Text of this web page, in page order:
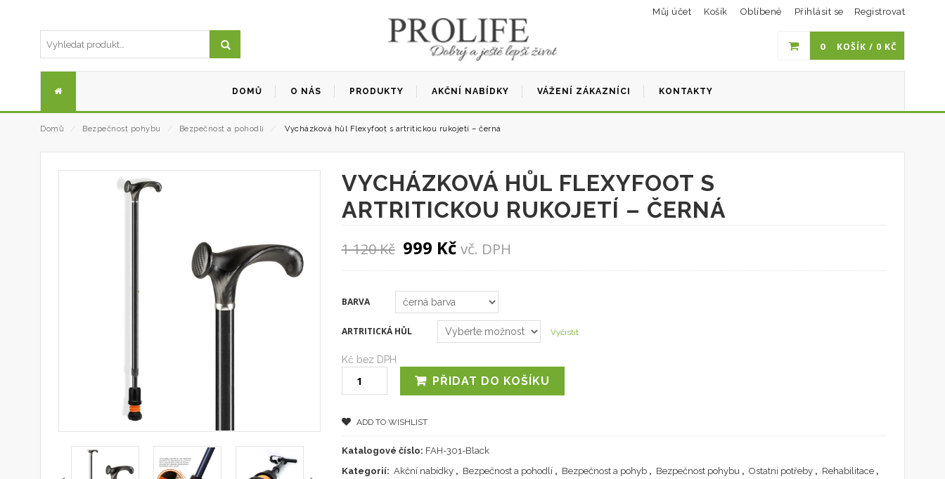
Můj účet Košík Oblíbené Přihlásit se Registrovat
0 KOŠÍK / 0 KČ
DOMŮ O NÁS PRODUKTY AKČNÍ NABÍDKY VÁŽENÍ ZÁKAZNÍCI KONTAKTY
Domů Bezpečnost pohybu Bezpečnost a pohodlí Vycházková hůl Flexyfoot s artritickou rukojetí – černá
VYCHÁZKOVÁ HŮL FLEXYFOOT S
ARTRITICKOU RUKOJETÍ – ČERNÁ
1 120Kč Original price was: 1 120 Kč.
999 KčCurrent price is: 999 Kč.
vč. DPH
BARVA
ARTRITICKÁ HŮL Vyčistit
Kč bez DPH
PŘIDAT DO KOŠÍKU
ADD TO WISHLIST
Katalogové číslo: FAH-301-Black
Kategorií: Akční nabídky , Bezpečnost a pohodlí , Bezpečnost a pohyb , Bezpečnost pohybu , Ostatní potřeby , Rehabilitace ,